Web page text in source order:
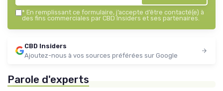
* En remplissant ce formulaire, j’accepte d’être contacté(e) à
des fins commerciales par CBD Insiders et ses partenaires.
CBD Insiders
Ajoutez-nous à vos sources préférées sur Google
Parole d'experts